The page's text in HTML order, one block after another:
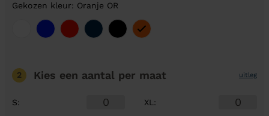
Gekozen kleur: Oranje OR
2 Kies een aantal per maat uitleg
S: XL :